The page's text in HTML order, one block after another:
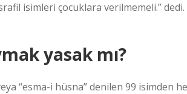
isimleri çocuklara verilmemeli.”
yasak mı?
“esma-i hüsna” denilen 99